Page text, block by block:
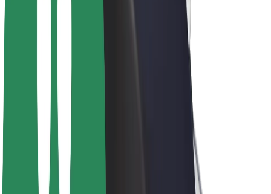
Acerca de Bolt
Sostenibilidad en Bolt
Project Zero
Blog
Sala de prensa